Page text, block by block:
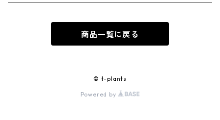
パキポディウム
商品一覧に戻る
© t-plants
Powered by